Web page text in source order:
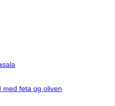
feta og oliven